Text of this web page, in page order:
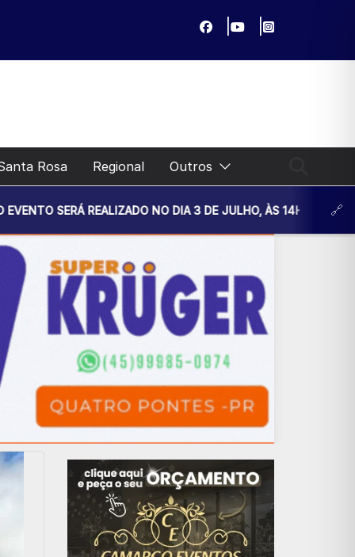
Rosa Regional Outros
NO DIA 3 DE JULHO, ÀS 14H30, NA UNIDADE